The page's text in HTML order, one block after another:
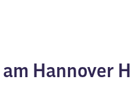
Hannover